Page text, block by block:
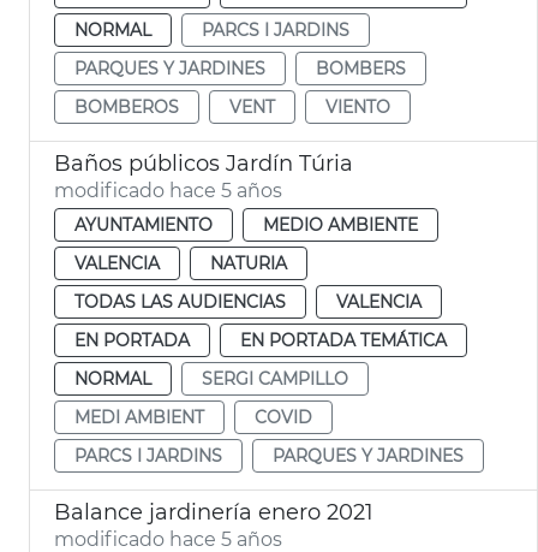
NORMAL
PARCS I JARDINS
PARQUES Y JARDINES
BOMBERS
BOMBEROS
VENT VIENTO
Baños públicos Jardín Túria
modificado hace 5 años
AYUNTAMIENTO
MEDIO AMBIENTE
VALENCIA
NATURIA
TODAS LAS AUDIENCIAS
VALENCIA
EN PORTADA
EN PORTADA TEMÁTICA
NORMAL
SERGI CAMPILLO
MEDI AMBIENT
COVID
PARCS I JARDINS
PARQUES Y JARDINES
Balance jardinería enero 2021
modificado hace 5 años